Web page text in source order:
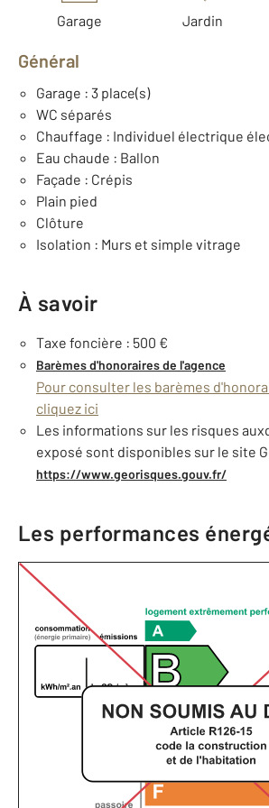
Garage Jardin
Général
Garage : 3 place(s)
WC séparés
Chauffage : Individuel électrique
Eau chaude : Ballon
Façade : Crépis
Plain pied
Clôture
Isolation : Murs et simple vitrage
À savoir
Taxe foncière : 500 €
Barèmes d'honoraires de l'agence
Pour consulter les barèmes
cliquez ici
Les informations sur les risques
exposé sont disponibles sur le site
https://www.georisques.gouv.fr/
Les performances